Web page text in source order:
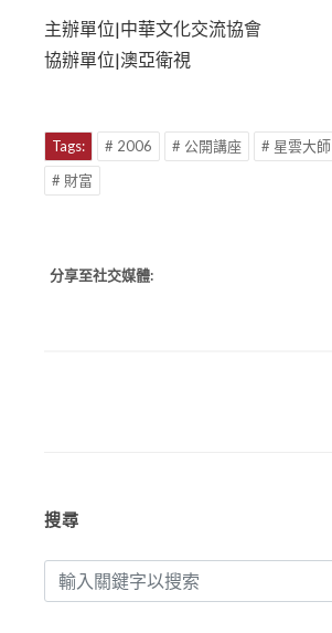
主辦單位|中華文化交流協會
協辦單位|澳亞衛視
Tags: # 2006 # 公開講座 # 星雲大師
# 財富
分享至社交媒體:
搜尋